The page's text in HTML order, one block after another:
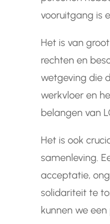
vooruitgang is
Het is van
rechten en
wetgeving die
werkvloer en
belangen van
Het is ook
samenleving.
acceptatie,
solidariteit te
kunnen we